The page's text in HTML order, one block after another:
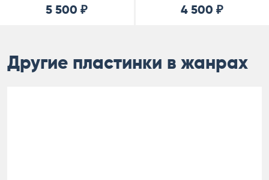
5 500 ₽ 4 500 ₽
Другие пластинки в жанрах